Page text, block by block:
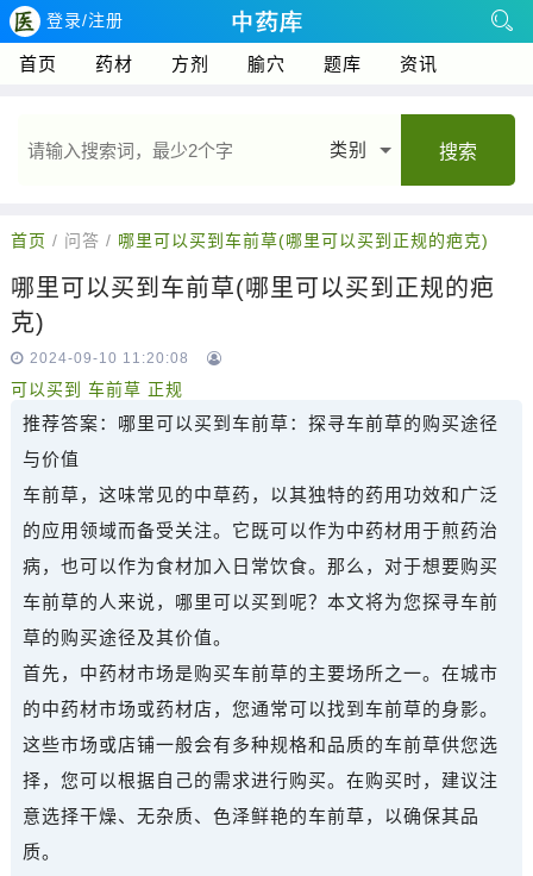
登录/注册
首页 药材 方剂 腧穴 题库 资讯
类别 搜索
首页 / 问答 / 哪里可以买到车前草(哪里可以买到正规的疤克)
哪里可以买到车前草(哪里可以买到正规的疤
克)
2024-09-10 11:20:08
可以买到 车前草 正规
推荐答案： 哪里可以买到车前草：探寻车前草的购买途径
与价值
车前草，这味常见的中草药，以其独特的药用功效和广泛
的应用领域而备受关注。它既可以作为中药材用于煎药治
病，也可以作为食材加入日常饮食。那么，对于想要购买
车前草的人来说，哪里可以买到呢？本文将为您探寻车前
草的购买途径及其价值。
首先，中药材市场是购买车前草的主要场所之一。在城市
的中药材市场或药材店，您通常可以找到车前草的身影。
这些市场或店铺一般会有多种规格和品质的车前草供您选
择，您可以根据自己的需求进行购买。在购买时，建议注
意选择干燥、无杂质、色泽鲜艳的车前草，以确保其品
质。